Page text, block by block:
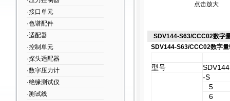
·接口单元
·色谱配件
·适配器
·控制单元
·探头适配器
·数字压力计
·绝缘测试仪
·测试线
点击放大
SDV144-S63/CCC02数字
SDV144-S63/CCC02数字
型号 SDV144
-S
5
6